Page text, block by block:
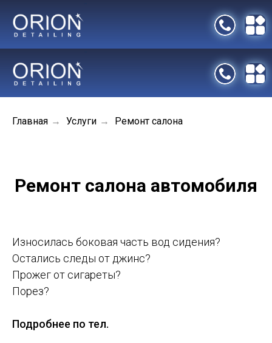
Главная → Услуги → Ремонт салона
Ремонт салона автомобиля
Износилась боковая часть вод сидения?
Остались следы от джинс?
Прожег от сигареты?
Порез?
Подробнее по тел.